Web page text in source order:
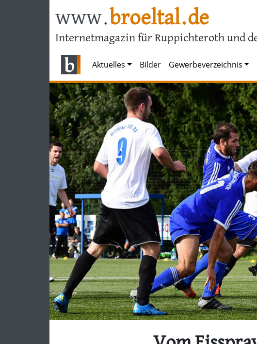
www.broeltal.de
Internetmagazin für Ruppichteroth und
Aktuelles Bilder Gewerbeverzeichnis